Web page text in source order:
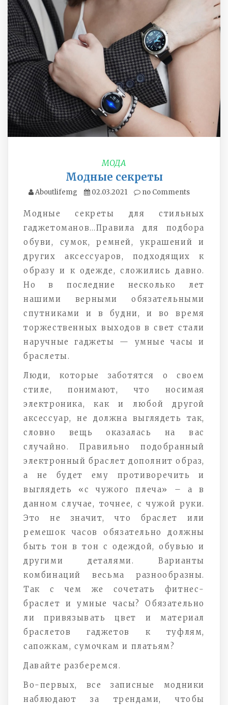
МОДА
Модные секреты
Aboutlifemg 02.03.2021 no Comments
Модные секреты для стильных
гаджетоманов…Правила для подбора
обуви, сумок, ремней, украшений и
других аксессуаров, подходящих к
образу и к одежде, сложились давно.
Но в последние несколько лет
нашими верными обязательными
спутниками и в будни, и во время
торжественных выходов в свет стали
наручные гаджеты — умные часы и
браслеты.
Люди, которые заботятся о своем
стиле, понимают, что носимая
электроника, как и любой другой
аксессуар, не должна выглядеть так,
словно вещь оказалась на вас
случайно. Правильно подобранный
электронный браслет дополнит образ,
а не будет ему противоречить и
выглядеть «с чужого плеча» – а в
данном случае, точнее, с чужой руки.
Это не значит, что браслет или
ремешок часов обязательно должны
быть тон в тон с одеждой, обувью и
другими деталями. Варианты
комбинаций весьма разнообразны.
Так с чем же сочетать фитнес-
браслет и умные часы? Обязательно
ли привязывать цвет и материал
браслетов гаджетов к туфлям,
сапожкам, сумочкам и платьям?
Давайте разберемся.
Во-первых, все записные модники
наблюдают за трендами, чтобы